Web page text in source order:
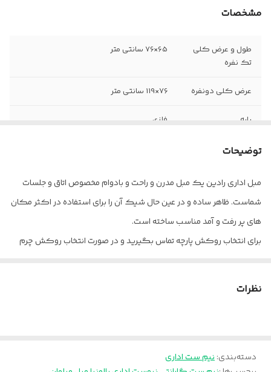
مشخصات
طول و عرض کلی
تک نفره
65×76 سانتی متر
عرض کلی دونفره 76×119 سانتی متر
پایه فلزی
ضمانت
جنس روکش چرم و پارچه
کلاف فلزی
دسته
کوره ای
توضیحات
مبل اداری رادین یک مبل مدرن و راحت و بادوام مخصوص اتاق و جلسات
شماست. ظاهر ساده و در عین حال شیک آن را برای استفاده در اکثر مکان
های پر رفت و آمد مناسب ساخته است.
برای انتخاب روکش پارچه تماس بگیرید و در صورت انتخاب روکش چرم
نظرات
دسته‌بندی:نیم ست اداری